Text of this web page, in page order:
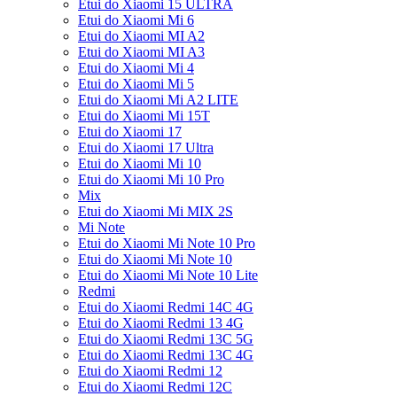
Etui do Xiaomi 15 ULTRA
Etui do Xiaomi Mi 6
Etui do Xiaomi MI A2
Etui do Xiaomi MI A3
Etui do Xiaomi Mi 4
Etui do Xiaomi Mi 5
Etui do Xiaomi Mi A2 LITE
Etui do Xiaomi Mi 15T
Etui do Xiaomi 17
Etui do Xiaomi 17 Ultra
Etui do Xiaomi Mi 10
Etui do Xiaomi Mi 10 Pro
Mix
Etui do Xiaomi Mi MIX 2S
Mi Note
Etui do Xiaomi Mi Note 10 Pro
Etui do Xiaomi Mi Note 10
Etui do Xiaomi Mi Note 10 Lite
Redmi
Etui do Xiaomi Redmi 14C 4G
Etui do Xiaomi Redmi 13 4G
Etui do Xiaomi Redmi 13C 5G
Etui do Xiaomi Redmi 13C 4G
Etui do Xiaomi Redmi 12
Etui do Xiaomi Redmi 12C